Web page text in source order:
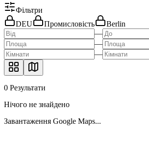
Фільтри
DEU
Промисловість
Berlin
—
—
—
0 Результати
Нічого не знайдено
Завантаження Google Maps...